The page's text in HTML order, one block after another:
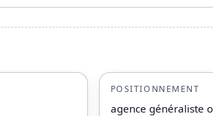
POSITIONNEMENT
agence généraliste